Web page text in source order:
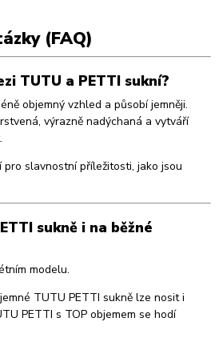
(FAQ)
TUTU a PETTI sukní?
objemný vzhled a působí jemněji.
výrazně nadýchaná a vytváří
slavnostní příležitosti, jako jsou
sukně i na běžné
modelu.
TUTU PETTI sukně lze nosit i
PETTI s TOP objemem se hodí